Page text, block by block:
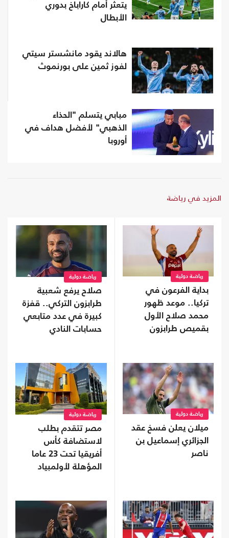
يتعثر أمام كاراباخ بدوري
الأبطال
هالاند يقود مانشستر سيتي
لفوز ثمين على بورنموث
مبابي يتسلم "الحذاء
الذهبي" لأفضل هداف في
أوروبا
المزيد في رياضة
رياضة دولية
بداية الفرعون في
تركيا.. موعد ظهور
محمد صلاح الأول
بقميص طرابزون
رياضة دولية
صلاح يرفع شعبية
طرابزون التركي.. قفزة
كبيرة في عدد متابعي
حسابات النادي
رياضة دولية
ميلان يعلن فسخ عقد
الجزائري إسماعيل بن
ناصر
رياضة دولية
مصر تتقدم بطلب
لاستضافة كأس
أفريقيا تحت 23 عاما
المؤهلة لأولمبياد